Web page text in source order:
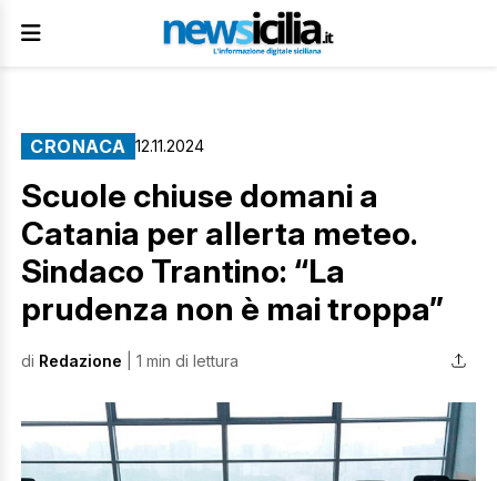
CRONACA 12.11.2024
Scuole chiuse domani a
Catania per allerta meteo.
Sindaco Trantino: “La
prudenza non è mai troppa”
di Redazione | 1 min di lettura